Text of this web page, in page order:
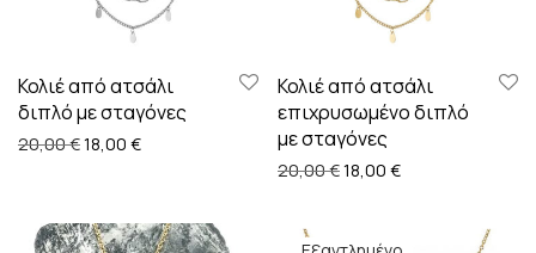
Κολιέ από ατσάλι
διπλό με σταγόνες
20,00€Original price was: 20,00 €.
18,00 €Η τρέχουσα τιμή είναι: 18,00 €.
Κολιέ από ατσάλι
επιχρυσωμένο διπλό
με σταγόνες
20,00€Original price was:
18,00 €Η τρέχουσα τιμή